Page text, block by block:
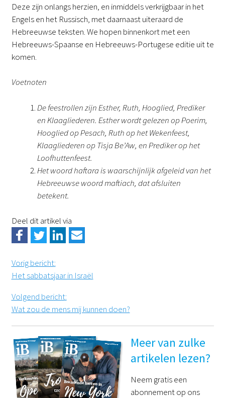
Deze zijn onlangs herzien, en inmiddels verkrijgbaar in het
Engels en het Russisch, met daarnaast uiteraard de
Hebreeuwse teksten. We hopen binnenkort met een
Hebreeuws-Spaanse en Hebreeuws-Portugese editie uit te
komen.
Voetnoten
De feestrollen zijn Esther, Ruth, Hooglied, Prediker
en Klaagliederen. Esther wordt gelezen op Poerim,
Hooglied op Pesach, Ruth op het Wekenfeest,
Klaagliederen op Tisja Be’Aw, en Prediker op het
Loofhuttenfeest.
Het woord haftara is waarschijnlijk afgeleid van het
Hebreeuwse woord maftiach, dat afsluiten
betekent.
Deel dit artikel via
Vorig bericht:
Het sabbatsjaar in Israël
Volgend bericht:
Wat zou de mens mij kunnen doen?
Meer van zulke
artikelen lezen?
Neem gratis een
abonnement op ons